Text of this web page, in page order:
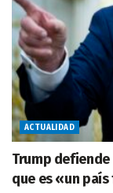
ACTUALIDAD
Trump
que es «un